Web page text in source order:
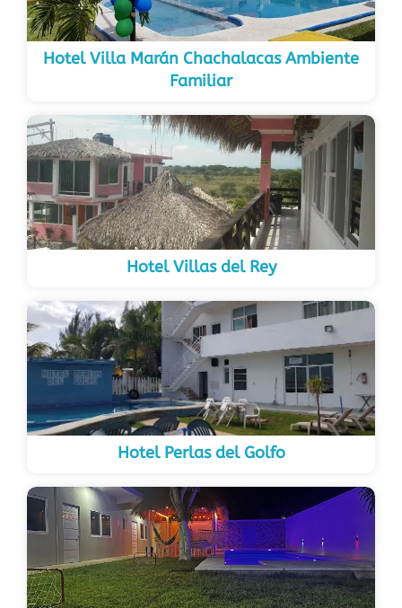
Hotel Villa Marán Chachalacas Ambiente
Familiar
Hotel Villas del Rey
Hotel Perlas del Golfo